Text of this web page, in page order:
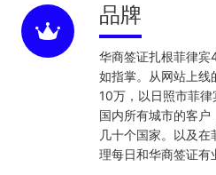
品牌
华商签证扎根菲律宾
如指掌。从网站上线
10万，以日照市菲
国内所有城市的客户
几十个国家。以及
理每日和华商签证有